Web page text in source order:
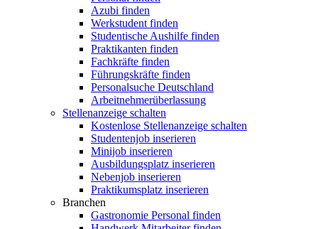
Azubi finden
Werkstudent finden
Studentische Aushilfe finden
Praktikanten finden
Fachkräfte finden
Führungskräfte finden
Personalsuche Deutschland
Arbeitnehmerüberlassung
Stellenanzeige schalten
Kostenlose Stellenanzeige schalten
Studentenjob inserieren
Minijob inserieren
Ausbildungsplatz inserieren
Nebenjob inserieren
Praktikumsplatz inserieren
Branchen
Gastronomie Personal finden